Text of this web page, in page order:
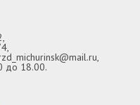
до 18.00.